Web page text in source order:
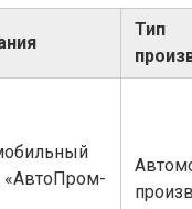
Тип
«АвтоПром-